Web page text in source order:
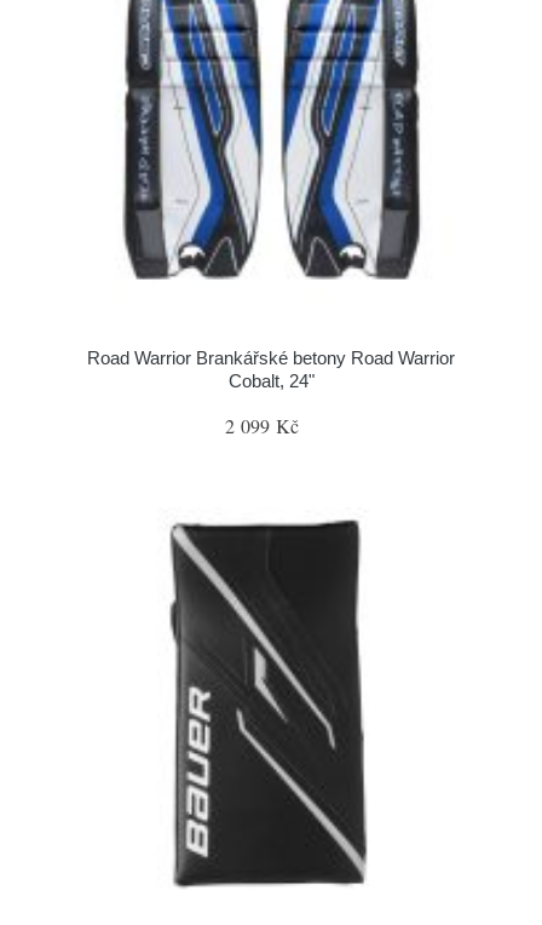
Road Warrior Brankářské betony Road Warrior
Cobalt, 24"
2 099 Kč